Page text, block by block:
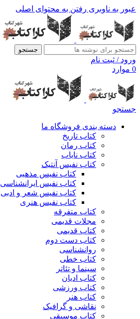
عبور به ناوبری رفتن به محتوای اصلی
جستجو
ورود / ثبت نام
0 موارد
جستجو
دسته بندی فروشگاه ما
کتاب تاریخ
کتاب رمان
کتاب نایاب
کتاب نفیس آنتیک
کتاب نفیس مذهبی
کتاب نفیس ایرانشناسی
کتاب نفیس شعر و ادبی
کتاب نفیس هنری
کتاب متفرقه
مجلات قدیمی
کتاب قدیمی
کتاب دست دوم
روانشناسی
کتاب خطی
سینما و تئاتر
کتاب ادیان
کتاب ورزشی
کتاب هنر
نقاشی و گرافیک
کتاب موسیقی